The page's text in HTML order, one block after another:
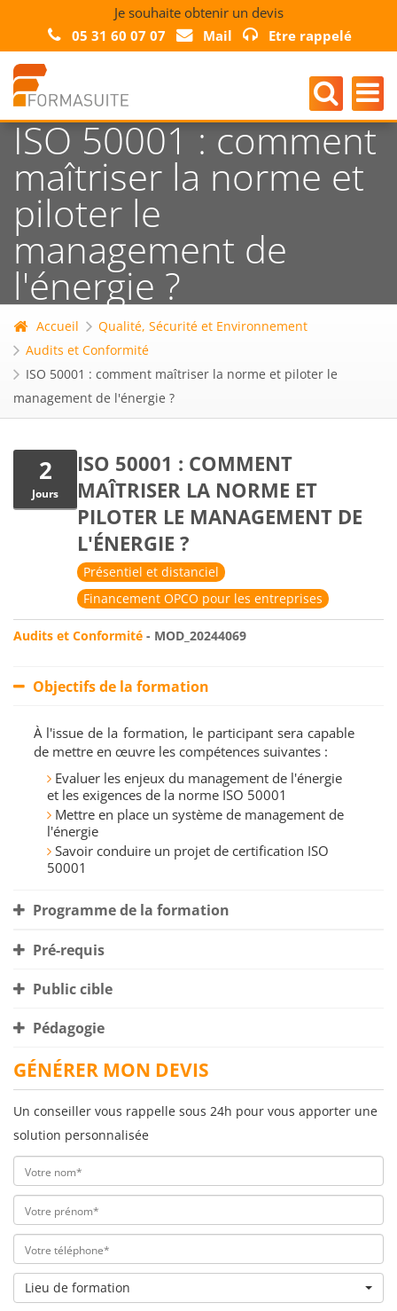
Je souhaite obtenir un devis
05 31 60 07 07
Mail Etre rappelé
ISO 50001 : comment
maîtriser la norme et
piloter le
management de
l'énergie ?
Accueil
Qualité, Sécurité et Environnement
Audits et Conformité
ISO 50001 : comment maîtriser la norme et piloter le
management de l'énergie ?
2
Jours
ISO 50001 : COMMENT
MAÎTRISER LA NORME ET
PILOTER LE MANAGEMENT DE
L'ÉNERGIE ?
Présentiel et distanciel
Financement OPCO pour les entreprises
Audits et Conformité - MOD_20244069
Objectifs de la formation
À l'issue de la formation, le participant sera capable
de mettre en œuvre les compétences suivantes :
Evaluer les enjeux du management de l'énergie
et les exigences de la norme ISO 50001
Mettre en place un système de management de
l'énergie
Savoir conduire un projet de certification ISO
50001
Programme de la formation
Pré-requis
Public cible
Pédagogie
GÉNÉRER MON DEVIS
Un conseiller vous rappelle sous 24h pour vous apporter une
solution personnalisée
Lieu de formation